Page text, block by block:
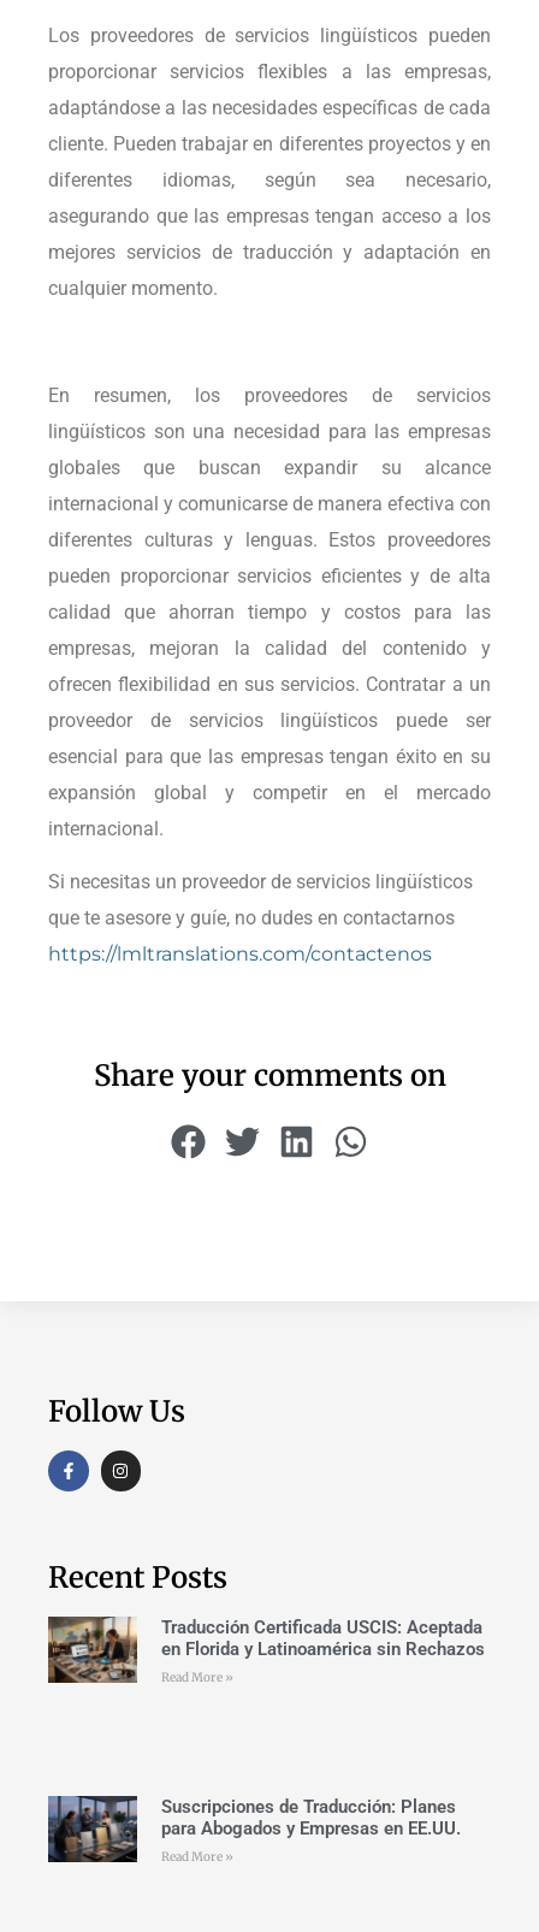
Los proveedores de servicios lingüísticos pueden
proporcionar servicios flexibles a las empresas,
adaptándose a las necesidades específicas de cada
cliente. Pueden trabajar en diferentes proyectos y en
diferentes idiomas, según sea necesario,
asegurando que las empresas tengan acceso a los
mejores servicios de traducción y adaptación en
cualquier momento.
En resumen, los proveedores de servicios
lingüísticos son una necesidad para las empresas
globales que buscan expandir su alcance
internacional y comunicarse de manera efectiva con
diferentes culturas y lenguas. Estos proveedores
pueden proporcionar servicios eficientes y de alta
calidad que ahorran tiempo y costos para las
empresas, mejoran la calidad del contenido y
ofrecen flexibilidad en sus servicios. Contratar a un
proveedor de servicios lingüísticos puede ser
esencial para que las empresas tengan éxito en su
expansión global y competir en el mercado
internacional.
Si necesitas un proveedor de servicios lingüísticos
que te asesore y guíe, no dudes en contactarnos
https://lmltranslations.com/contactenos
Share your comments on
Follow Us
Recent Posts
Traducción Certificada USCIS: Aceptada
en Florida y Latinoamérica sin Rechazos
Read More »
Suscripciones de Traducción: Planes
para Abogados y Empresas en EE.UU.
Read More »